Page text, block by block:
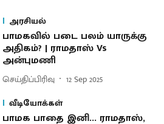
அரசியல்
பாமகவில் படை பலம் யாருக்கு
அதிகம்? | ராமதாஸ் Vs
அன்புமணி
செய்திப்பிரிவு
12 Sep 2025
வீடியோக்கள்
பாமக பாதை இனி... ராமதாஸ்,